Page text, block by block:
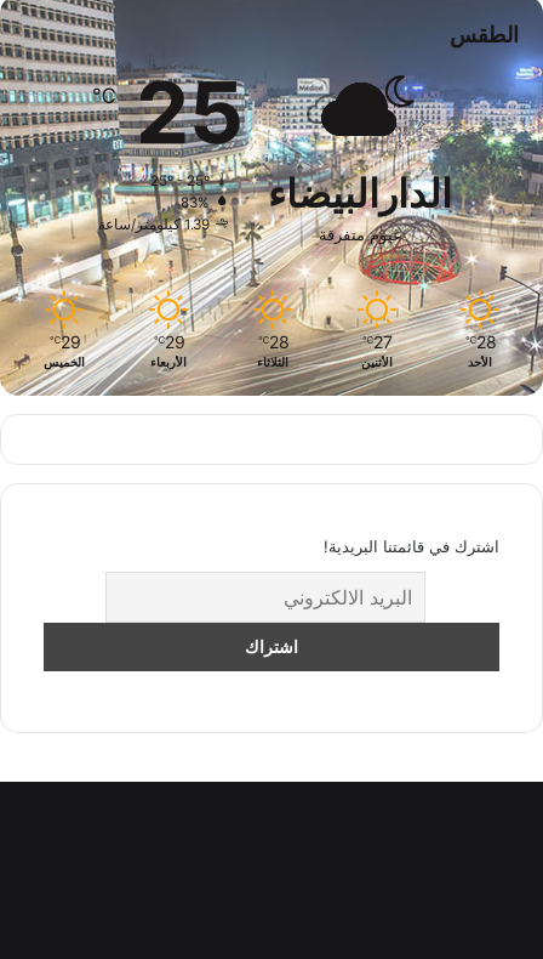
الطقس
الدارالبيضاء
غيوم متفرقة
25
℃
25º - 25º
83%
1.39 كيلومتر/ساعة
28
℃
الأحد
27
℃
الأثنين
28
℃
الثلاثاء
29
℃
الأربعاء
29
℃
الخميس
اشترك في قائمتنا البريدية!